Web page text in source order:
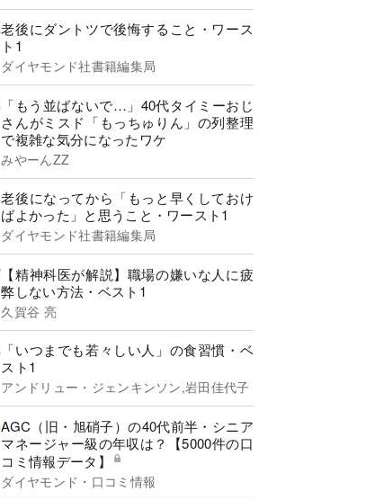
老後にダントツで後悔すること・ワース
ト1
ダイヤモンド社書籍編集局
「もう並ばないで…」40代タイミーおじ
さんがミスド「もっちゅりん」の列整理
で複雑な気分になったワケ
みやーんZZ
老後になってから「もっと早くしておけ
ばよかった」と思うこと・ワースト1
ダイヤモンド社書籍編集局
【精神科医が解説】職場の嫌いな人に疲
弊しない方法・ベスト1
久賀谷 亮
「いつまでも若々しい人」の食習慣・ベ
スト1
アンドリュー・ジェンキンソン,岩田佳代子
AGC（旧・旭硝子）の40代前半・シニア
マネージャー級の年収は？【5000件の口
コミ情報データ】
ダイヤモンド・口コミ情報